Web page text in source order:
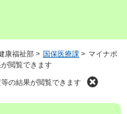
康福祉部 > 国保医療課 > マイナポ
閲覧できます
の結果が閲覧できます